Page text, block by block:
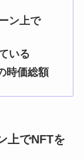
ン上で
いる
時価総額
上でNFTを